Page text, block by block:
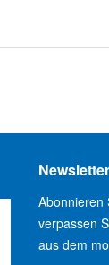
Newsletter
Abonnieren
verpassen
aus dem